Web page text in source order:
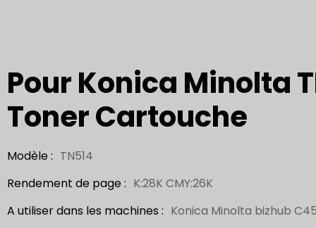
Pour Konica Minolta
Toner Cartouche
Modèle : TN514
Rendement de page : K:28K CMY:26K
A utiliser dans les machines : Konica Minolta bizhub